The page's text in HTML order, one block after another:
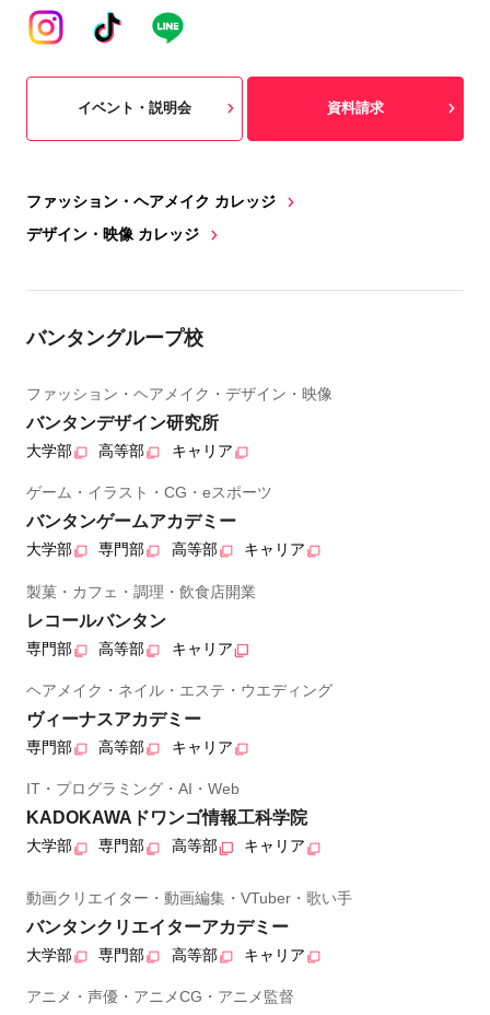
ファッション・ヘアメイク カレッジ
デザイン・映像 カレッジ
イベント・説明会 資料請求
バンタングループ校
ファッション・ヘアメイク・デザイン・映像
バンタンデザイン研究所
大学部 高等部 キャリア
ゲーム・イラスト・CG・eスポーツ
バンタンゲームアカデミー
大学部 専門部 高等部 キャリア
製菓・カフェ・調理・飲食店開業
レコールバンタン
専門部 高等部 キャリア
ヘアメイク・ネイル・エステ・ウエディング
ヴィーナスアカデミー
専門部 高等部 キャリア
IT・プログラミング・AI・Web
KADOKAWAドワンゴ情報工科学院
大学部 専門部 高等部 キャリア
動画クリエイター・動画編集・VTuber・歌い手
バンタンクリエイターアカデミー
大学部 専門部 高等部 キャリア
アニメ・声優・アニメCG・アニメ監督